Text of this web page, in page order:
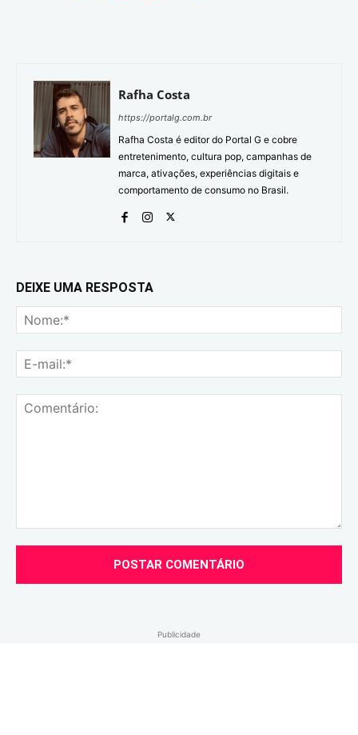
Rafha Costa
https://portalg.com.br
Rafha Costa é editor do Portal G e cobre
entretenimento, cultura pop, campanhas de
marca, ativações, experiências digitais e
comportamento de consumo no Brasil.
DEIXE UMA RESPOSTA
Publicidade